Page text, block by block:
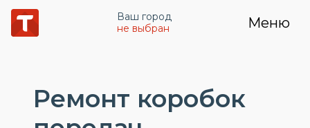
Ваш город
не выбран
Меню
Ремонт коробок